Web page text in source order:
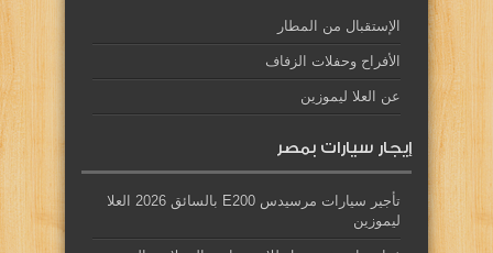
الإستقبال من المطار
الأفراح وحفلات الزفاف
عن العلا ليموزين
إيجار سيارات بمصر
تأجير سيارات مرسيدس E200 بالسائق 2026 العلا
ليموزين